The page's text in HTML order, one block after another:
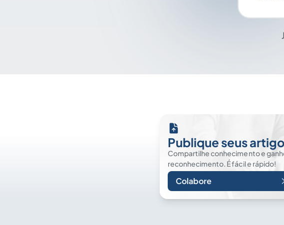
Publique seus
Compartilhe conhecimento e
reconhecimento. É fácil e rápido!
Colabore